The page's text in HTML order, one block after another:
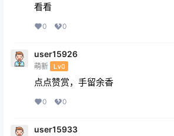
看看
0 0
user15926
萌新 Lv0
点点赞赏，手留余香
0 0
user15933